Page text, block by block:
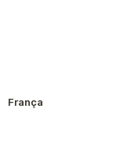
França